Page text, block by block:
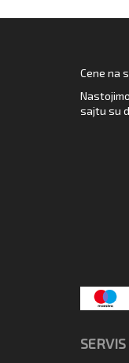
Cene na
sajtu su